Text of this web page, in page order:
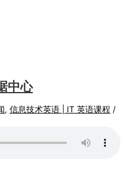
中心
,信息技术英语 | IT 英语课程 /